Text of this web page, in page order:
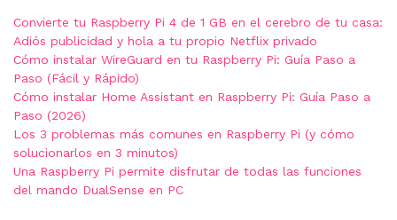
Convierte tu Raspberry Pi 4 de 1 GB en el cerebro de tu casa:
Adiós publicidad y hola a tu propio Netflix privado
Cómo instalar WireGuard en tu Raspberry Pi: Guía Paso a
Paso (Fácil y Rápido)
Cómo instalar Home Assistant en Raspberry Pi: Guía Paso a
Paso (2026)
Los 3 problemas más comunes en Raspberry Pi (y cómo
solucionarlos en 3 minutos)
Una Raspberry Pi permite disfrutar de todas las funciones
del mando DualSense en PC